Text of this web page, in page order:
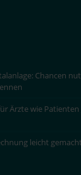
Chancen
Ärzte wie
leicht gemacht